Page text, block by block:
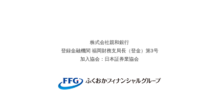
株式会社親和銀行
登録金融機関 福岡財務支局長（登金）第3号
加入協会：日本証券業協会